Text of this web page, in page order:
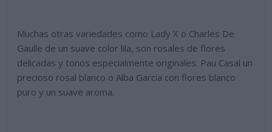
Muchas otras variedades como Lady X o Charles De
Gaulle de un suave color lila, son rosales de flores
delicadas y tonos especialmente originales. Pau Casal un
precioso rosal blanco o Alba Garcia con flores blanco
puro y un suave aroma.